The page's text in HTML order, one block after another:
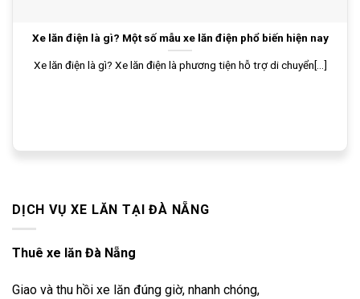
Xe lăn điện là gì? Một số mẫu xe lăn điện phổ biến hiện nay
Xe lăn điện là gì? Xe lăn điện là phương tiện hỗ trợ di chuyển[...]
DỊCH VỤ XE LĂN TẠI ĐÀ NẴNG
Thuê xe lăn Đà Nẵng
Giao và thu hồi xe lăn đúng giờ, nhanh chóng,